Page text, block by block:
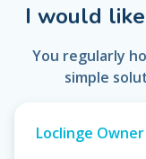
I would
You regularly
simple
Loclinge Owner